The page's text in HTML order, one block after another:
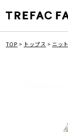
TOP > トップス > ニット